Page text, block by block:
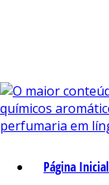
Página Inicial